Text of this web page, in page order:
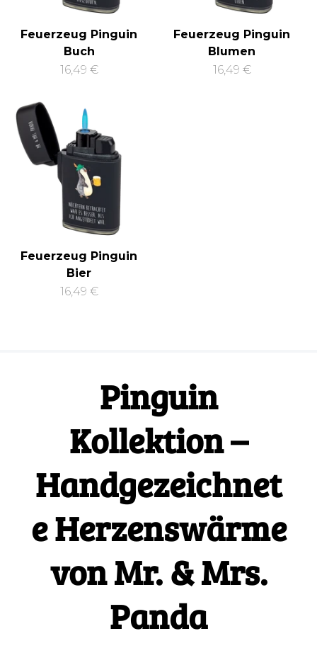
Feuerzeug Pinguin
Buch
16,49 €
Feuerzeug Pinguin
Blumen
16,49 €
Feuerzeug Pinguin
Bier
16,49 €
Pinguin
Kollektion –
Handgezeichnet
e Herzenswärme
von Mr. & Mrs.
Panda